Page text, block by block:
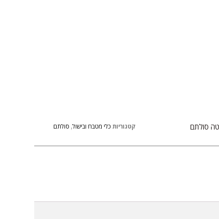
סולתם קטגוריות כלי מטבח ובישול, סולתם